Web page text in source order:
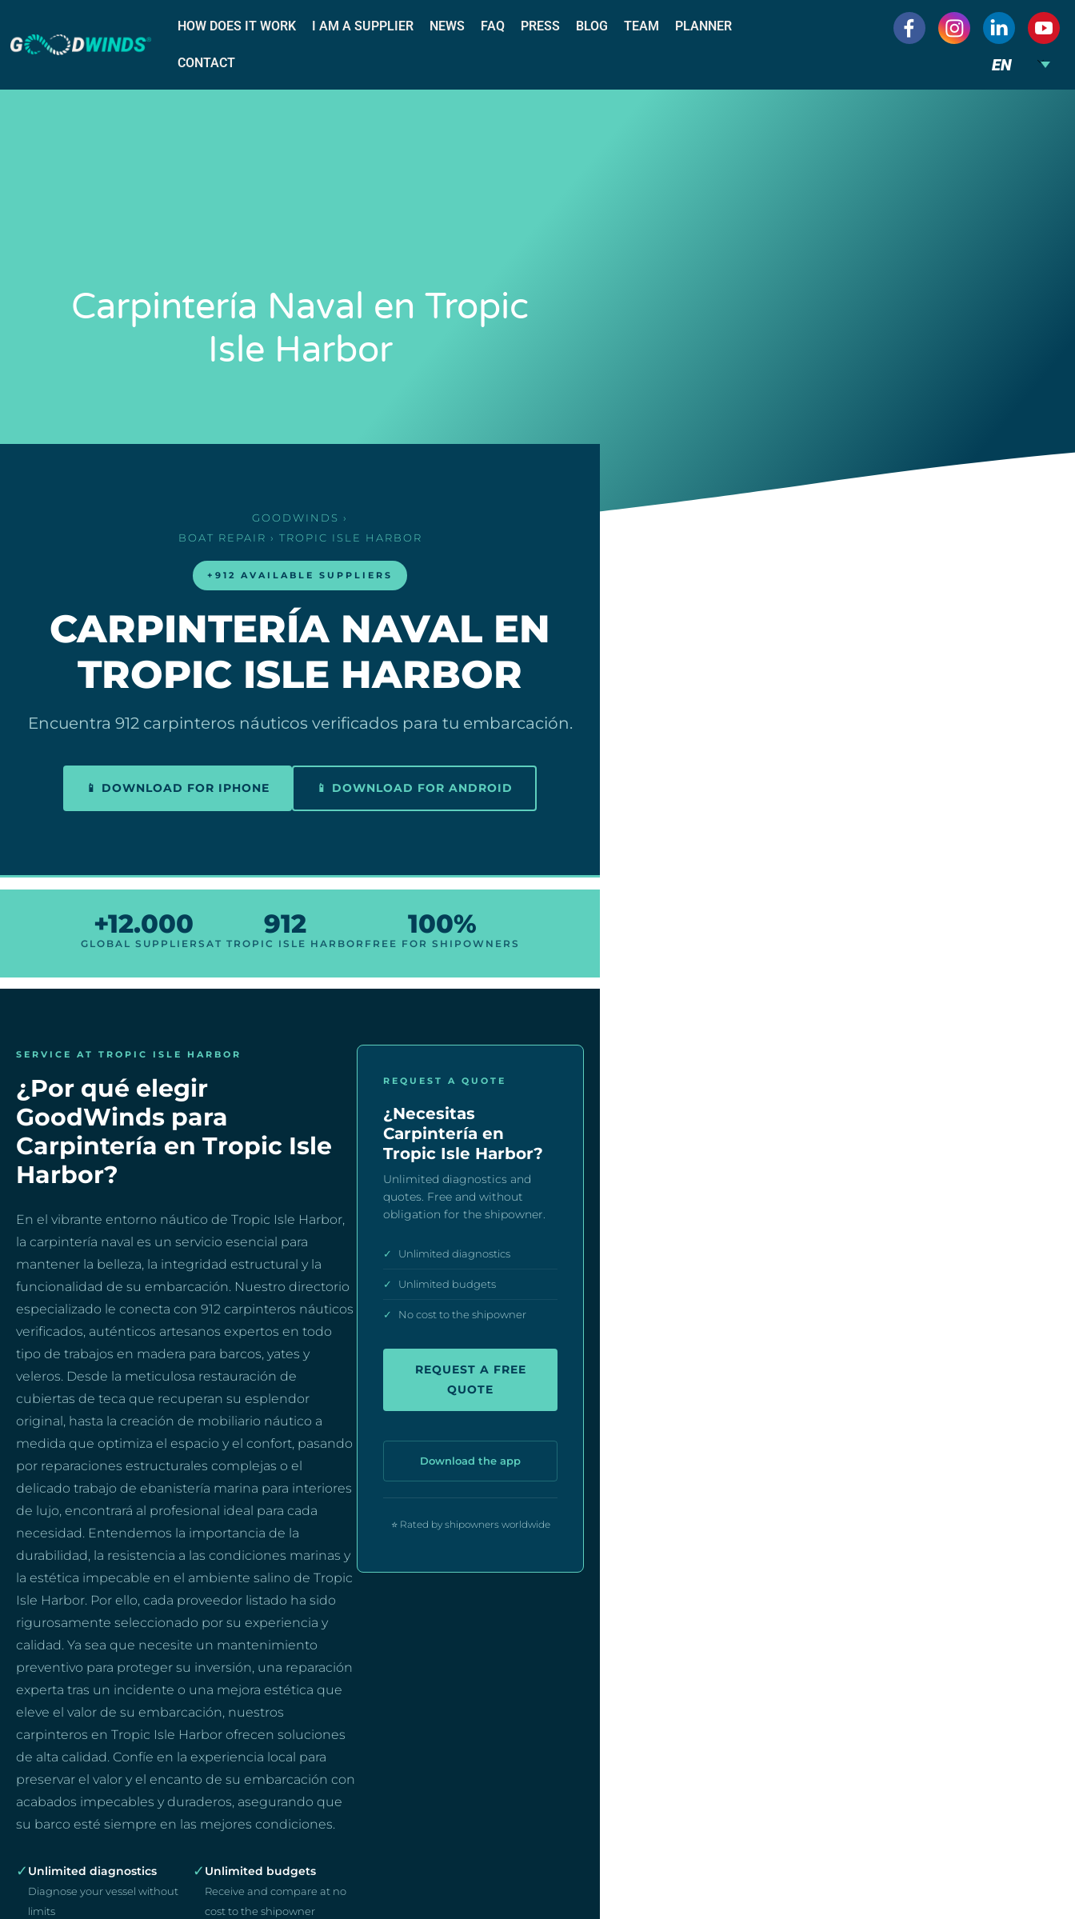
HOW DOES IT WORK I AM A SUPPLIER NEWS FAQ PRESS BLOG TEAM PLANNER
CONTACT EN
Carpintería Naval en Tropic
Isle Harbor
GOODWINDS ›
BOAT REPAIR › TROPIC ISLE HARBOR
+912 AVAILABLE SUPPLIERS
CARPINTERÍA NAVAL EN
TROPIC ISLE HARBOR
Encuentra 912 carpinteros náuticos verificados para tu embarcación.
📱 DOWNLOAD FOR IPHONE 📱 DOWNLOAD FOR ANDROID
+12.000
GLOBAL SUPPLIERS
912
AT TROPIC ISLE HARBOR
100%
FREE FOR SHIPOWNERS
SERVICE AT TROPIC ISLE HARBOR
¿Por qué elegir
GoodWinds para
Carpintería en Tropic Isle
Harbor?
En el vibrante entorno náutico de Tropic Isle Harbor,
la carpintería naval es un servicio esencial para
mantener la belleza, la integridad estructural y la
funcionalidad de su embarcación. Nuestro directorio
especializado le conecta con 912 carpinteros náuticos
verificados, auténticos artesanos expertos en todo
tipo de trabajos en madera para barcos, yates y
veleros. Desde la meticulosa restauración de
cubiertas de teca que recuperan su esplendor
original, hasta la creación de mobiliario náutico a
medida que optimiza el espacio y el confort, pasando
por reparaciones estructurales complejas o el
delicado trabajo de ebanistería marina para interiores
de lujo, encontrará al profesional ideal para cada
necesidad. Entendemos la importancia de la
durabilidad, la resistencia a las condiciones marinas y
la estética impecable en el ambiente salino de Tropic
Isle Harbor. Por ello, cada proveedor listado ha sido
rigurosamente seleccionado por su experiencia y
calidad. Ya sea que necesite un mantenimiento
preventivo para proteger su inversión, una reparación
experta tras un incidente o una mejora estética que
eleve el valor de su embarcación, nuestros
carpinteros en Tropic Isle Harbor ofrecen soluciones
de alta calidad. Confíe en la experiencia local para
preservar el valor y el encanto de su embarcación con
acabados impecables y duraderos, asegurando que
su barco esté siempre en las mejores condiciones.
✓ Unlimited diagnostics
Diagnose your vessel without
limits
✓ Unlimited budgets
Receive and compare at no
cost to the shipowner
REQUEST A QUOTE
¿Necesitas
Carpintería en
Tropic Isle Harbor?
Unlimited diagnostics and
quotes. Free and without
obligation for the shipowner.
✓ Unlimited diagnostics
✓ Unlimited budgets
✓ No cost to the shipowner
REQUEST A FREE
QUOTE
Download the app
⭐ Rated by shipowners worldwide